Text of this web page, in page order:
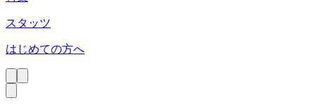
スタッツ
はじめての方へ